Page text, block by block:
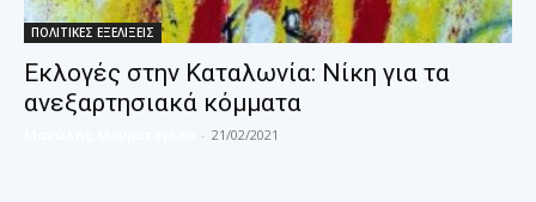
ΠΟΛΙΤΙΚΕΣ ΕΞΕΛΙΞΕΙΣ
Εκλογές στην Καταλωνία: Νίκη για τα
ανεξαρτησιακά κόμματα
- 21/02/2021